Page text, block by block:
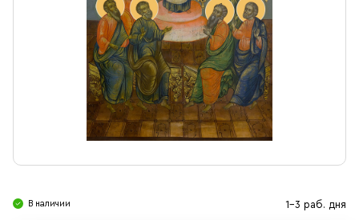
Ювелирные изделия
В наличии 1-3 раб. дня